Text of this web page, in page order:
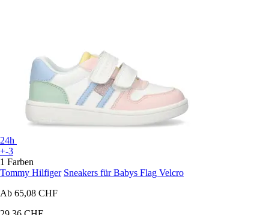
24h
+-3
1 Farben
Tommy Hilfiger Sneakers für Babys Flag Velcro
Ab 65,08 CHF